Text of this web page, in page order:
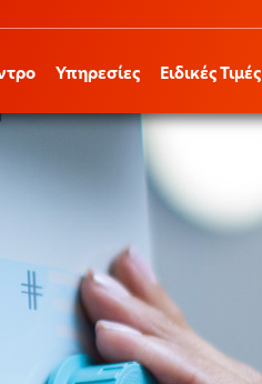
Υπηρεσίες Ειδικές Τιμές